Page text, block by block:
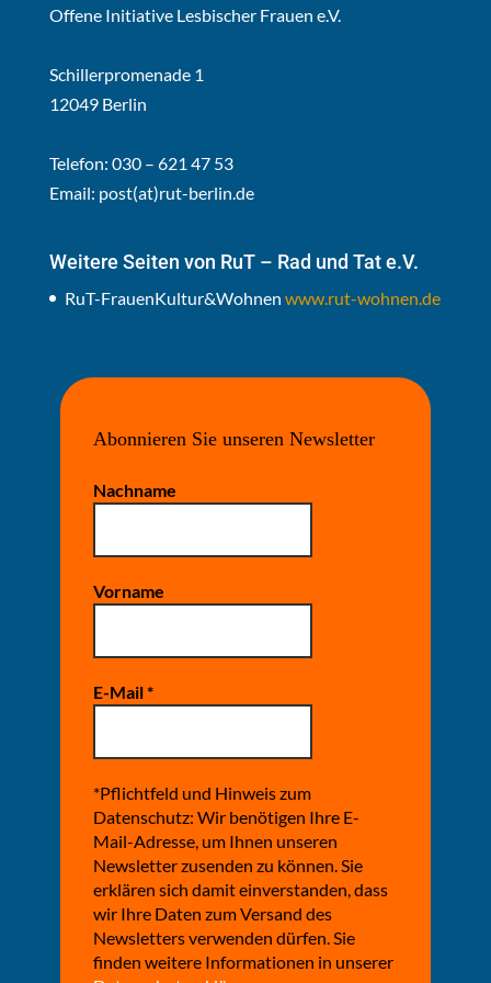
Offene Initiative Lesbischer Frauen e.V.
Schillerpromenade 1
12049 Berlin
Telefon: 030 – 621 47 53
Email: post(at)rut-berlin.de
Weitere Seiten von RuT – Rad und Tat e.V.
RuT-FrauenKultur&Wohnen www.rut-wohnen.de
Abonnieren Sie unseren Newsletter
Nachname
Vorname
E-Mail*
*Pflichtfeld und Hinweis zum
Datenschutz: Wir benötigen Ihre E-
Mail-Adresse, um Ihnen unseren
Newsletter zusenden zu können. Sie
erklären sich damit einverstanden, dass
wir Ihre Daten zum Versand des
Newsletters verwenden dürfen. Sie
finden weitere Informationen in unserer